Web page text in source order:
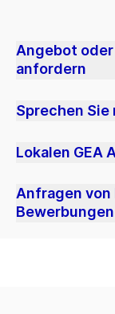
Angebot
anfordern
Sprechen
Lokalen GEA
Anfragen
Bewerbungen